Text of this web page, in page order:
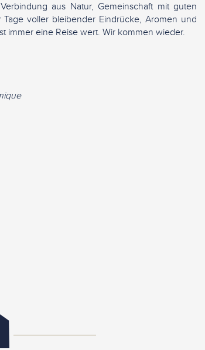
aus Natur, Gemeinschaft mit guten
voller bleibender Eindrücke, Aromen und
immer eine Reise wert. Wir kommen wieder.